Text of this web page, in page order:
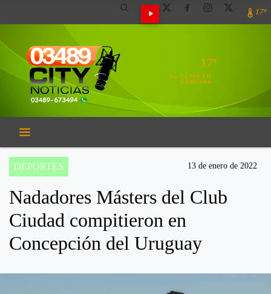
17º
17º
EL CLIMA EN
CAMPANA
DEPORTES 13 de enero de 2022
Nadadores Másters del Club
Ciudad compitieron en
Concepción del Uruguay